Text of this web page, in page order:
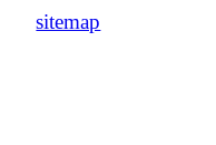
sitemap